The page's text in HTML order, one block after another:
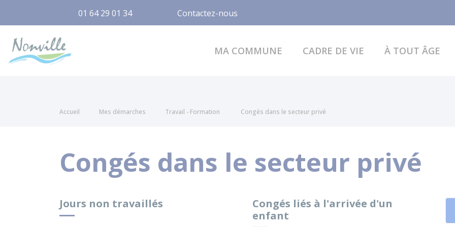
01 64 29 01 34 Contactez-nous
MA COMMUNE CADRE DE VIE À TOUT ÂGE
Accueil Mes démarches Travail - Formation Congés dans le secteur privé
Congés dans le secteur privé
Jours non travaillés
Congés liés à l'arrivée d'un
enfant